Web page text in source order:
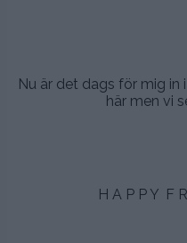
Nu är det dags för mig in
här men vi
H A P P Y F